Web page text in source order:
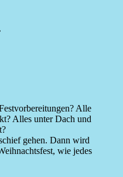
Alle
Alles unter Dach und
gehen. Dann wird
wie jedes